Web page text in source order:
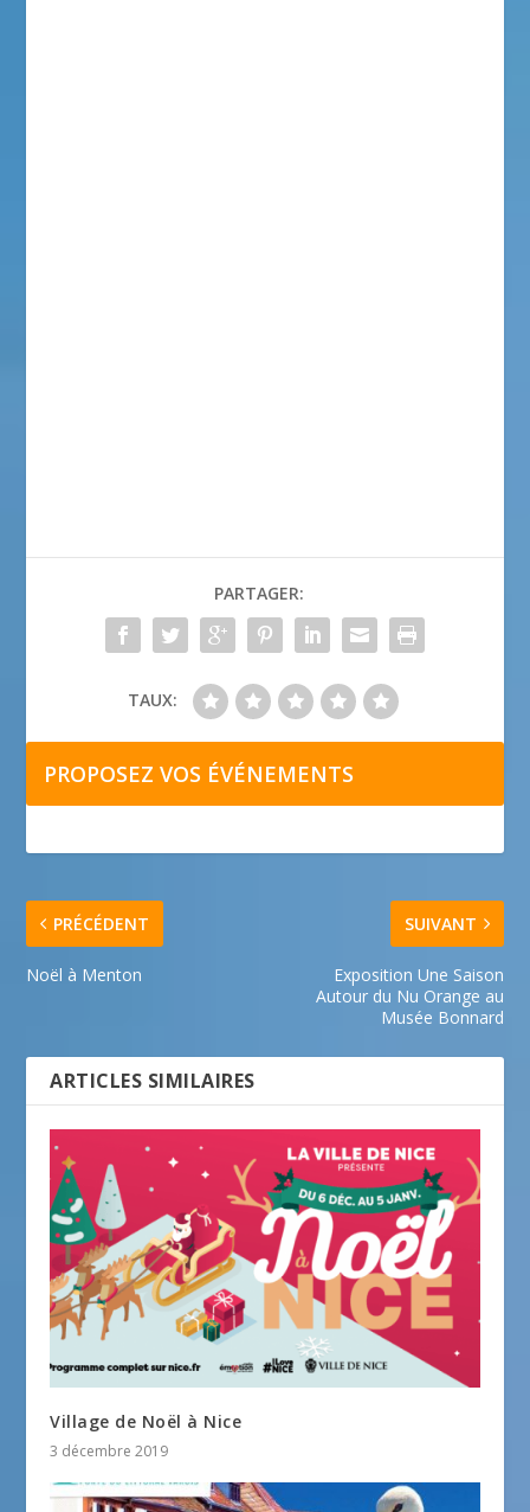
PARTAGER:
TAUX:
PROPOSEZ VOS ÉVÉNEMENTS
PRÉCÉDENT
Noël à Menton
SUIVANT
Exposition Une Saison
Autour du Nu Orange au
Musée Bonnard
ARTICLES SIMILAIRES
Village de Noël à Nice
3 décembre 2019